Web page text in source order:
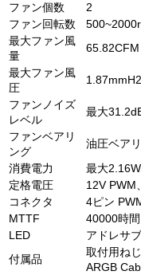
ファン個数
2
ファン回転数
最大ファン風
量
65.82CFM
最大ファン風
圧
ファンノイズ
レベル
最大
ファンベアリ
ング
油圧ベア
消費電力
最大
定格電圧
12V PWM
コネクタ
4ピン
MTTF
40000時間
LED
アドレサ
付属品
取付用ね
ARGB